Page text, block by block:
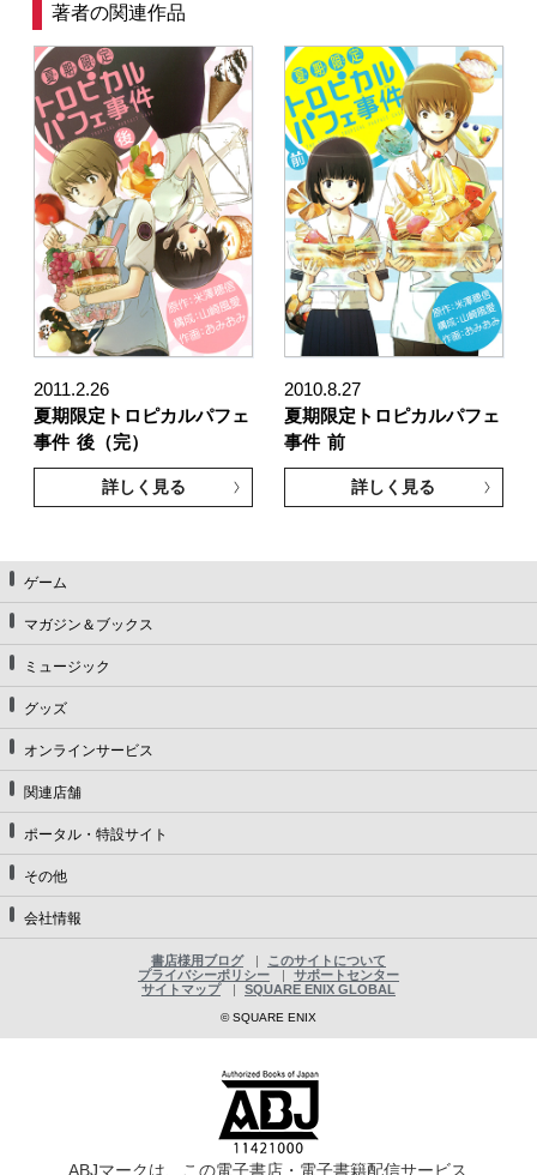
著者の関連作品
2011.2.26
夏期限定トロピカルパフェ
事件 後（完）
詳しく見る
2010.8.27
夏期限定トロピカルパフェ
事件 前
詳しく見る
ゲーム
マガジン＆ブックス
ミュージック
グッズ
オンラインサービス
関連店舗
ポータル・特設サイト
その他
会社情報
書店様用ブログ
このサイトについて
プライバシーポリシー
サポートセンター
サイトマップ
SQUARE ENIX GLOBAL
© SQUARE ENIX
ABJマークは、この電子書店・電子書籍配信サービス